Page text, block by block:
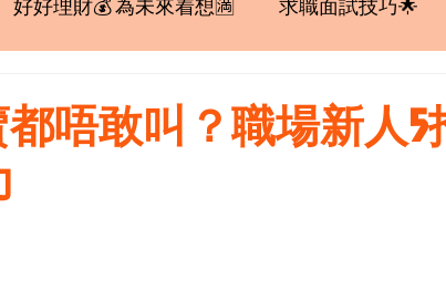
好好理財💰 為未來着想🈵 求職面試技巧🌟
都唔敢叫？職場新人5